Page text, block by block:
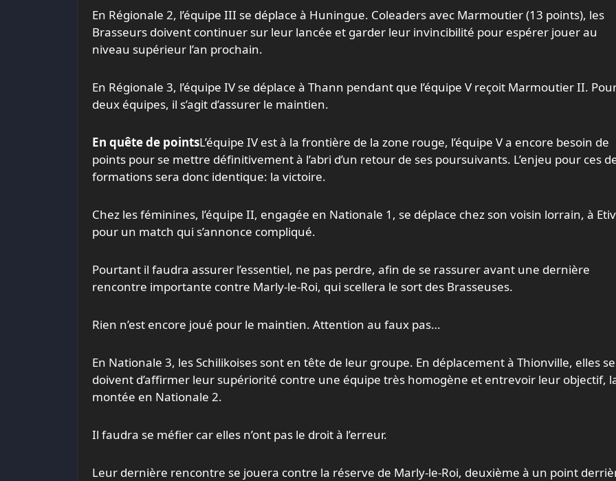
En Régionale 2, l’équipe III se déplace à Huningue. Coleaders avec Marmoutier (13 points), les
Brasseurs doivent continuer sur leur lancée et garder leur invincibilité pour espérer jouer au
niveau supérieur l’an prochain.
En Régionale 3, l’équipe IV se déplace à Thann pendant que l’équipe V reçoit Marmoutier II.
deux équipes, il s’agit d’assurer le maintien.
En quête de pointsL’équipe IV est à la frontière de la zone rouge, l’équipe V a encore besoin de
points pour se mettre définitivement à l’abri d’un retour de ses poursuivants. L’enjeu pour ces
formations sera donc identique: la victoire.
Chez les féminines, l’équipe II, engagée en Nationale 1, se déplace chez son voisin lorrain, à
pour un match qui s’annonce compliqué.
Pourtant il faudra assurer l’essentiel, ne pas perdre, afin de se rassurer avant une dernière
rencontre importante contre Marly-le-Roi, qui scellera le sort des Brasseuses.
Rien n’est encore joué pour le maintien. Attention au faux pas…
En Nationale 3, les Schilikoises sont en tête de leur groupe. En déplacement à Thionville, elles se
doivent d’affirmer leur supériorité contre une équipe très homogène et entrevoir leur objectif,
montée en Nationale 2.
Il faudra se méfier car elles n’ont pas le droit à l’erreur.
Leur dernière rencontre se jouera contre la réserve de Marly-le-Roi, deuxième à un point